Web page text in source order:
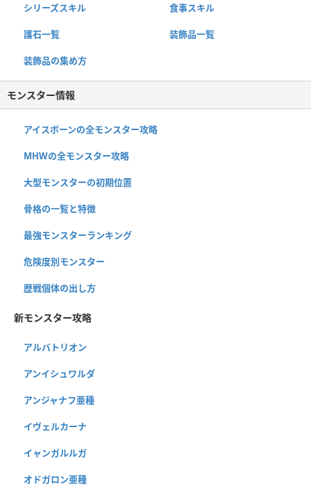
シリーズスキル 食事スキル
護石一覧 装飾品一覧
装飾品の集め方
モンスター情報
アイスボーンの全モンスター攻略
MHWの全モンスター攻略
大型モンスターの初期位置
骨格の一覧と特徴
最強モンスターランキング
危険度別モンスター
歴戦個体の出し方
新モンスター攻略
アルバトリオン
アンイシュワルダ
アンジャナフ亜種
イヴェルカーナ
イャンガルルガ
オドガロン亜種